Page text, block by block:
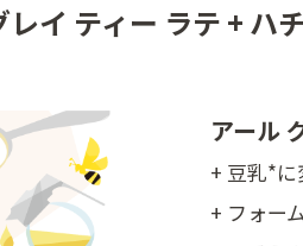
イ ティー ラテ + ハ
アール
+ 豆乳*に
+ フォー